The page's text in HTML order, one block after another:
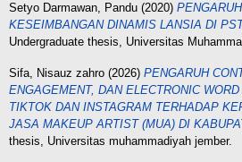
Setyo Darmawan, Pandu (2020)
KESEIMBANGAN DINAMIS LANSIA DI
Undergraduate thesis, Universitas
Sifa, Nisauz zahro (2026) PENGARUH
ENGAGEMENT, DAN ELECTRONIC
TIKTOK DAN INSTAGRAM TERHADAP
JASA MAKEUP ARTIST (MUA) DI
thesis, Universitas muhammadiyah jember.